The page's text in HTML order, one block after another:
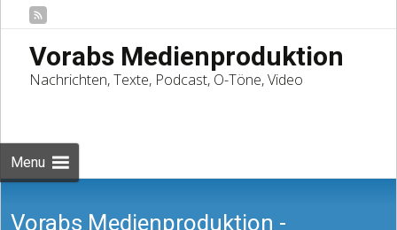
Vorabs Medienproduktion
Nachrichten, Texte, Podcast, O-Töne, Video
Menu
Vorabs Medienproduktion -